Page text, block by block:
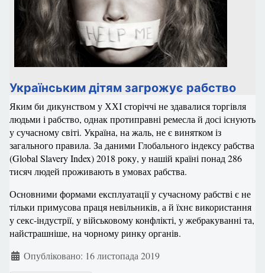
Українським дітям загрожує рабство
Яким би дикунством у ХХІ сторіччі не здавалися торгівля
людьми і рабство, однак протиправні ремесла й досі існують
у сучасному світі. Україна, на жаль, не є винятком із
загального правила. За даними Глобального індексу рабства
(Global Slavery Index) 2018 року, у нашій країні понад 286
тисяч людей проживають в умовах рабства.
Основними формами експлуатації у сучасному рабстві є не
тільки примусова праця невільників, а й їхнє використання
у секс-індустрії, у військовому конфлікті, у жебракуванні та,
найстрашніше, на чорному ринку органів.
ДеталіОпубліковано: 16 листопада 2019